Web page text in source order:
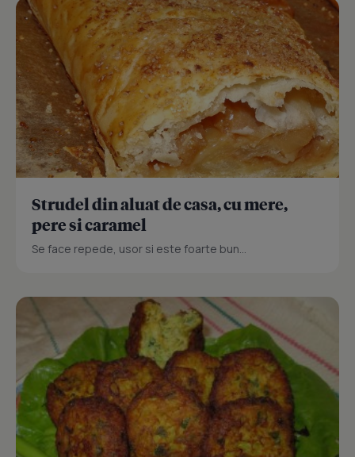
Strudel din aluat de casa, cu mere,
pere si caramel
Se face repede, usor si este foarte bun...